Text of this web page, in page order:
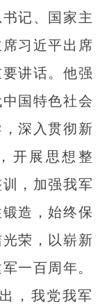
记、国家主
习近平出席
讲话。他强
国特色社会
深入贯彻新
开展思想整
，加强我军
造，始终保
荣，以崭新
一百周年。
，我党我军